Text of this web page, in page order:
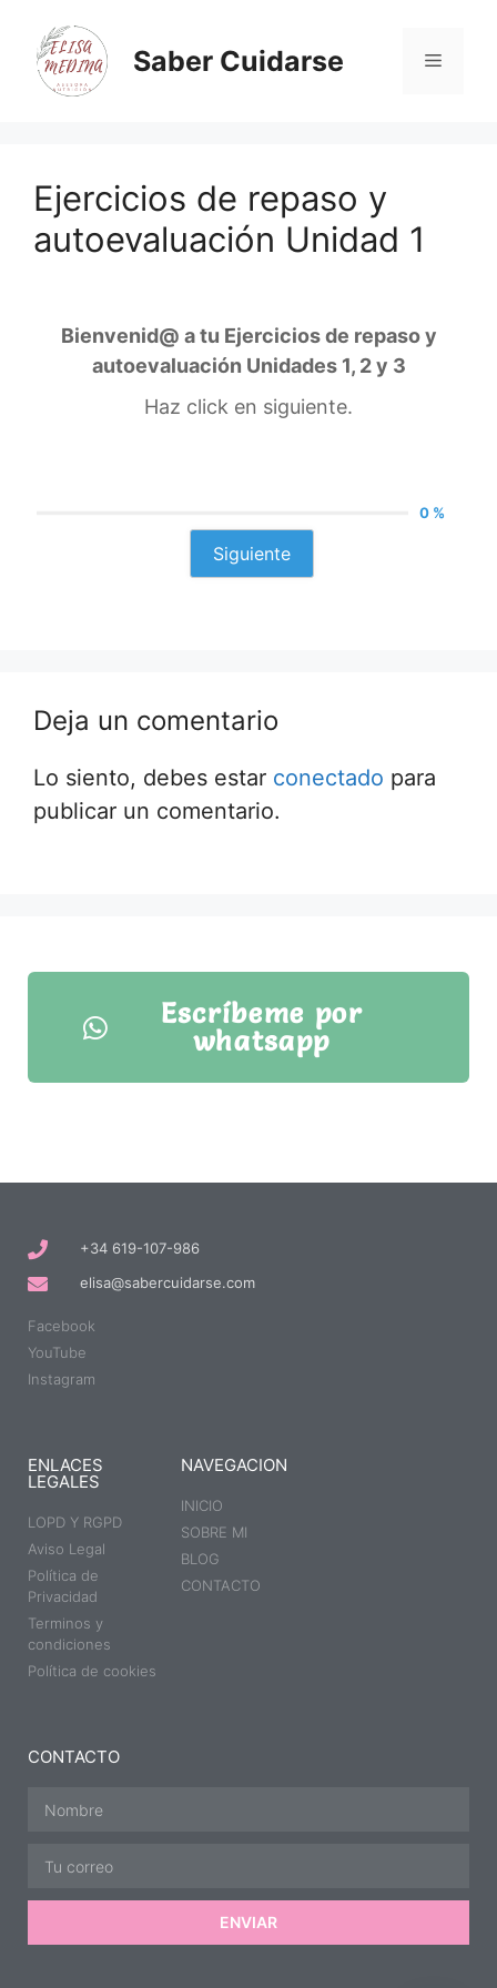
Saber Cuidarse
Ejercicios de repaso y
autoevaluación Unidad 1
Bienvenid@ a tu Ejercicios de repaso y
autoevaluación Unidades 1, 2 y 3
Haz click en siguiente.
0 %
Siguiente
Deja un comentario
Lo siento, debes estar conectado para
publicar un comentario.
Escríbeme por
whatsapp
+34 619-107-986
elisa@sabercuidarse.com
Facebook
YouTube
Instagram
ENLACES
LEGALES
LOPD Y RGPD
Aviso Legal
Política de
Privacidad
Terminos y
condiciones
Política de cookies
NAVEGACION
INICIO
SOBRE MI
BLOG
CONTACTO
CONTACTO
ENVIAR